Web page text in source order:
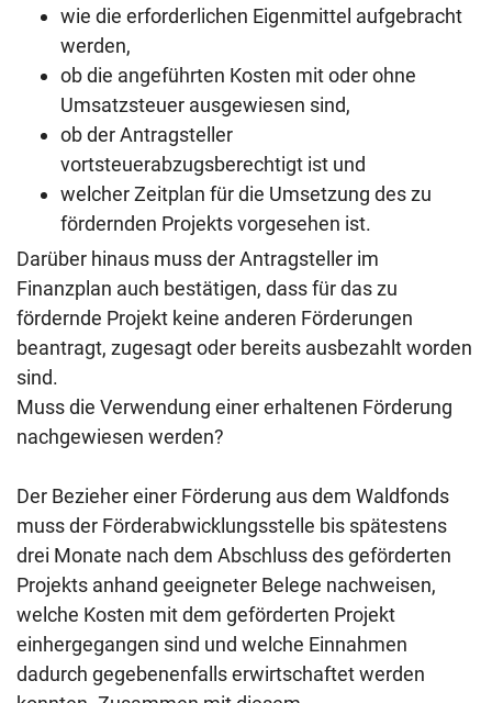
wie die erforderlichen Eigenmittel aufgebracht
werden,
ob die angeführten Kosten mit oder ohne
Umsatzsteuer ausgewiesen sind,
ob der Antragsteller
vortsteuerabzugsberechtigt ist und
welcher Zeitplan für die Umsetzung des zu
fördernden Projekts vorgesehen ist.
Darüber hinaus muss der Antragsteller im
Finanzplan auch bestätigen, dass für das zu
fördernde Projekt keine anderen Förderungen
beantragt, zugesagt oder bereits ausbezahlt worden
sind.
Muss die Verwendung einer erhaltenen Förderung
nachgewiesen werden?
Der Bezieher einer Förderung aus dem Waldfonds
muss der Förderabwicklungsstelle bis spätestens
drei Monate nach dem Abschluss des geförderten
Projekts anhand geeigneter Belege nachweisen,
welche Kosten mit dem geförderten Projekt
einhergegangen sind und welche Einnahmen
dadurch gegebenenfalls erwirtschaftet werden